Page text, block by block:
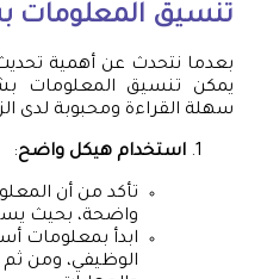
تنسيق المعلومات
بعدما نتحدث عن أهمية
يمكن تنسيق المعلومات
سهلة القراءة ومحبوبة لدى
استخدام هيكل واضح:
تأكد من أن
واضحة، بحيث
ابدأ بمعلومات
الوظيفي، ومن